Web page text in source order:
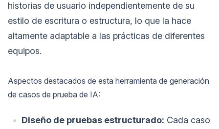
historias de usuario independientemente de su
estilo de escritura o estructura, lo que la hace
altamente adaptable a las prácticas de diferentes
equipos.
Aspectos destacados de esta herramienta de generación
de casos de prueba de IA:
Diseño de pruebas estructurado: Cada caso